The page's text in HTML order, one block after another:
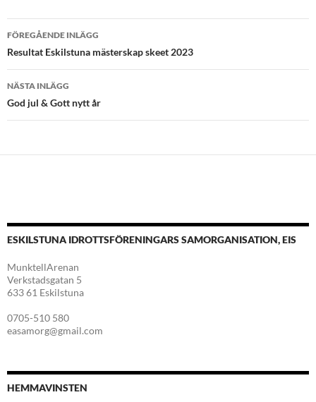
Inläggsnavigering
FÖREGÅENDE INLÄGG
Resultat Eskilstuna mästerskap skeet 2023
NÄSTA INLÄGG
God jul & Gott nytt år
ESKILSTUNA IDROTTSFÖRENINGARS SAMORGANISATION, EIS
MunktellArenan
Verkstadsgatan 5
633 61 Eskilstuna
0705-510 580
easamorg@gmail.com
HEMMAVINSTEN